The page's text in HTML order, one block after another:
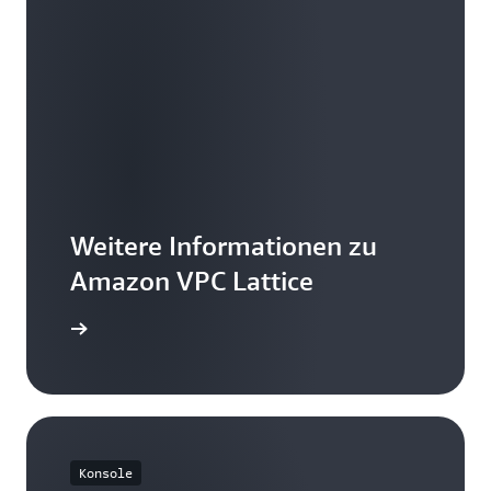
Weitere Informationen zu
Amazon VPC Lattice
Konsole